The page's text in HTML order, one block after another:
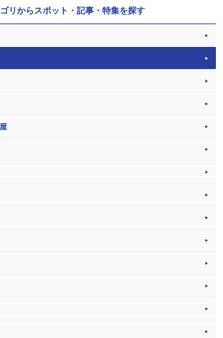
リからスポット・記事・特集を探す